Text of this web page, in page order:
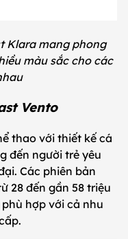
Klara mang phong
màu sắc cho các
Vento
thao với thiết kế cá
đến người trẻ yêu
Các phiên bản
28 đến gần 58 triệu
hợp với cả nhu